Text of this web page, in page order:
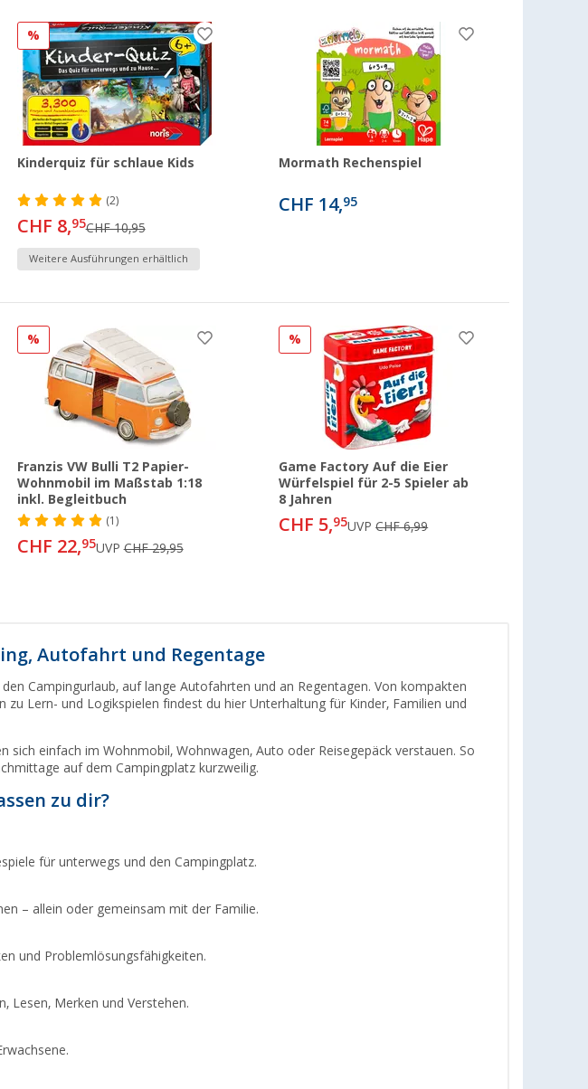
%
Kinderquiz für schlaue Kids
(2)
CHF 8,95CHF 10,95
Weitere Ausführungen erhältlich
Mormath Rechenspiel
CHF 14,95
%
Franzis VW Bulli T2 Papier-
Wohnmobil im Maßstab 1:18
inkl. Begleitbuch
(1)
CHF 22,95UVPCHF 29,95
%
Game Factory Auf die Eier
Würfelspiel für 2-5 Spieler ab
8 Jahren
CHF 5,95UVPCHF 6,99
Autofahrt und Regentage
Campingurlaub, auf lange Autofahrten und an Regentagen. Von kompakten
zu Lern- und Logikspielen findest du hier Unterhaltung für Kinder, Familien und
sich einfach im Wohnmobil, Wohnwagen, Auto oder Reisegepäck verstauen. So
auf dem Campingplatz kurzweilig.
zu dir?
für unterwegs und den Campingplatz.
– allein oder gemeinsam mit der Familie.
und Problemlösungsfähigkeiten.
Lesen, Merken und Verstehen.